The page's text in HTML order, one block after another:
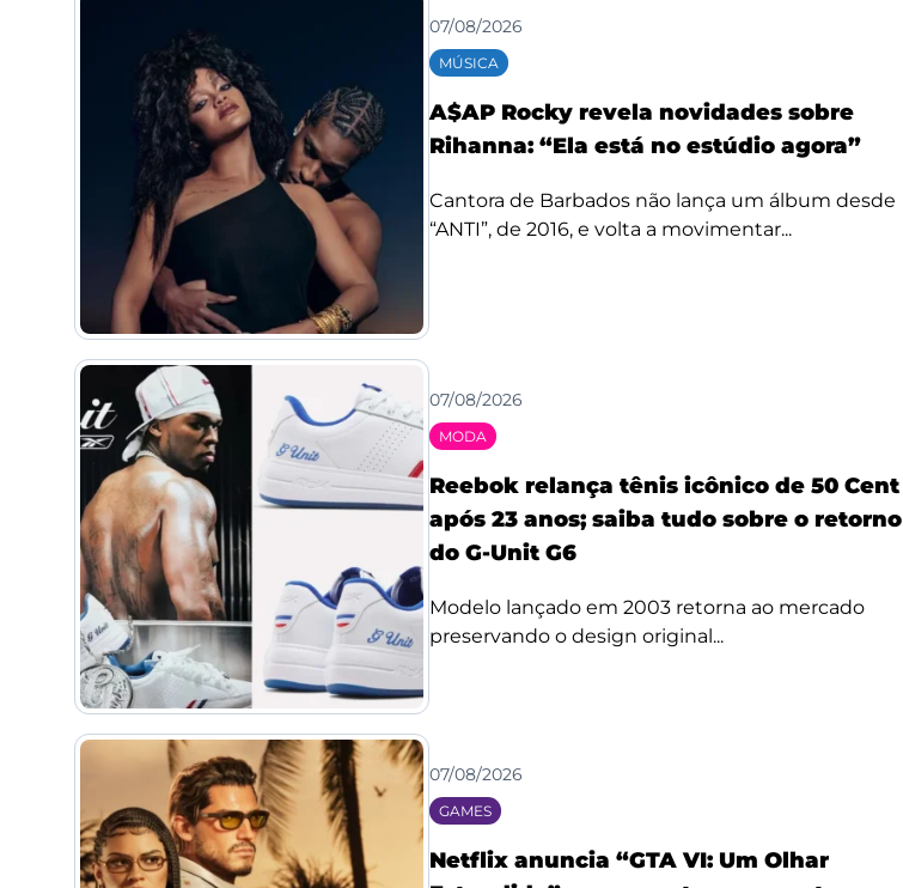
07/08/2026
MÚSICA
A$AP Rocky revela novidades sobre
Rihanna: “Ela está no estúdio agora”
Cantora de Barbados não lança um álbum desde
“ANTI”, de 2016, e volta a movimentar...
07/08/2026
MODA
Reebok relança tênis icônico de 50 Cent
após 23 anos; saiba tudo sobre o retorno
do G-Unit G6
Modelo lançado em 2003 retorna ao mercado
preservando o design original...
07/08/2026
GAMES
Netflix anuncia “GTA VI: Um Olhar